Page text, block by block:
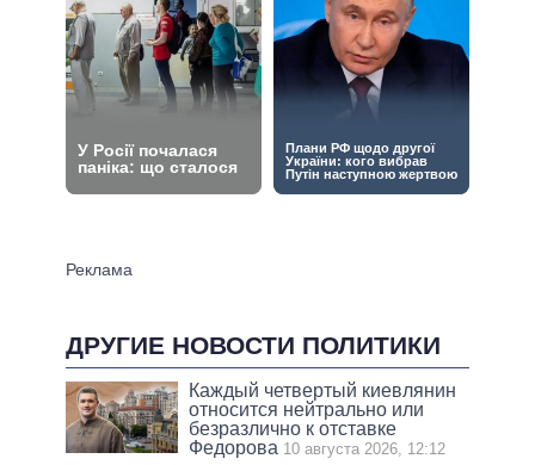
ДРУГИЕ НОВОСТИ ПОЛИТИКИ
Каждый четвертый киевлянин
относится нейтрально или
безразлично к отставке
Федорова 10 августа 2026, 12:12